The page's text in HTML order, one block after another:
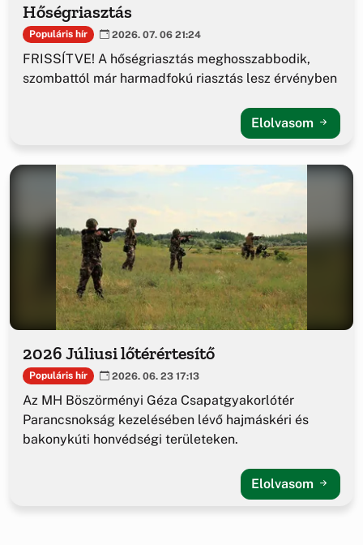
Hőségriasztás
Populáris hír 2026. 07. 06 21:24
FRISSÍTVE! A hőségriasztás meghosszabbodik,
szombattól már harmadfokú riasztás lesz érvényben
Elolvasom
2026 Júliusi lőtérértesítő
Populáris hír 2026. 06. 23 17:13
Az MH Böszörményi Géza Csapatgyakorlótér
Parancsnokság kezelésében lévő hajmáskéri és
bakonykúti honvédségi területeken.
Elolvasom